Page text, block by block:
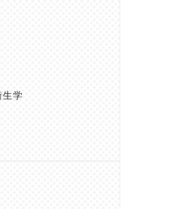
生学